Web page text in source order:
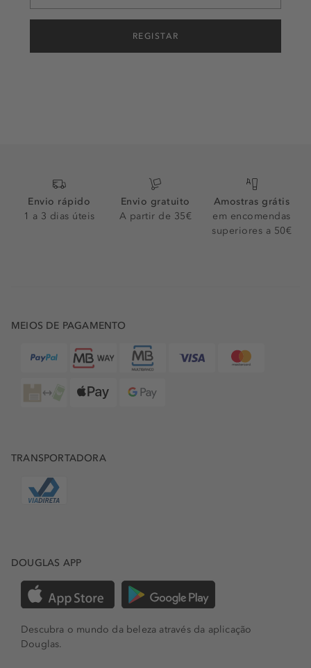
REGISTAR
Envio rápido
1 a 3 dias úteis
Envio gratuito
A partir de 35€
Amostras grátis
em encomendas
superiores a 50€
MEIOS DE PAGAMENTO
TRANSPORTADORA
DOUGLAS APP
Descubra o mundo da beleza através da aplicação
Douglas.